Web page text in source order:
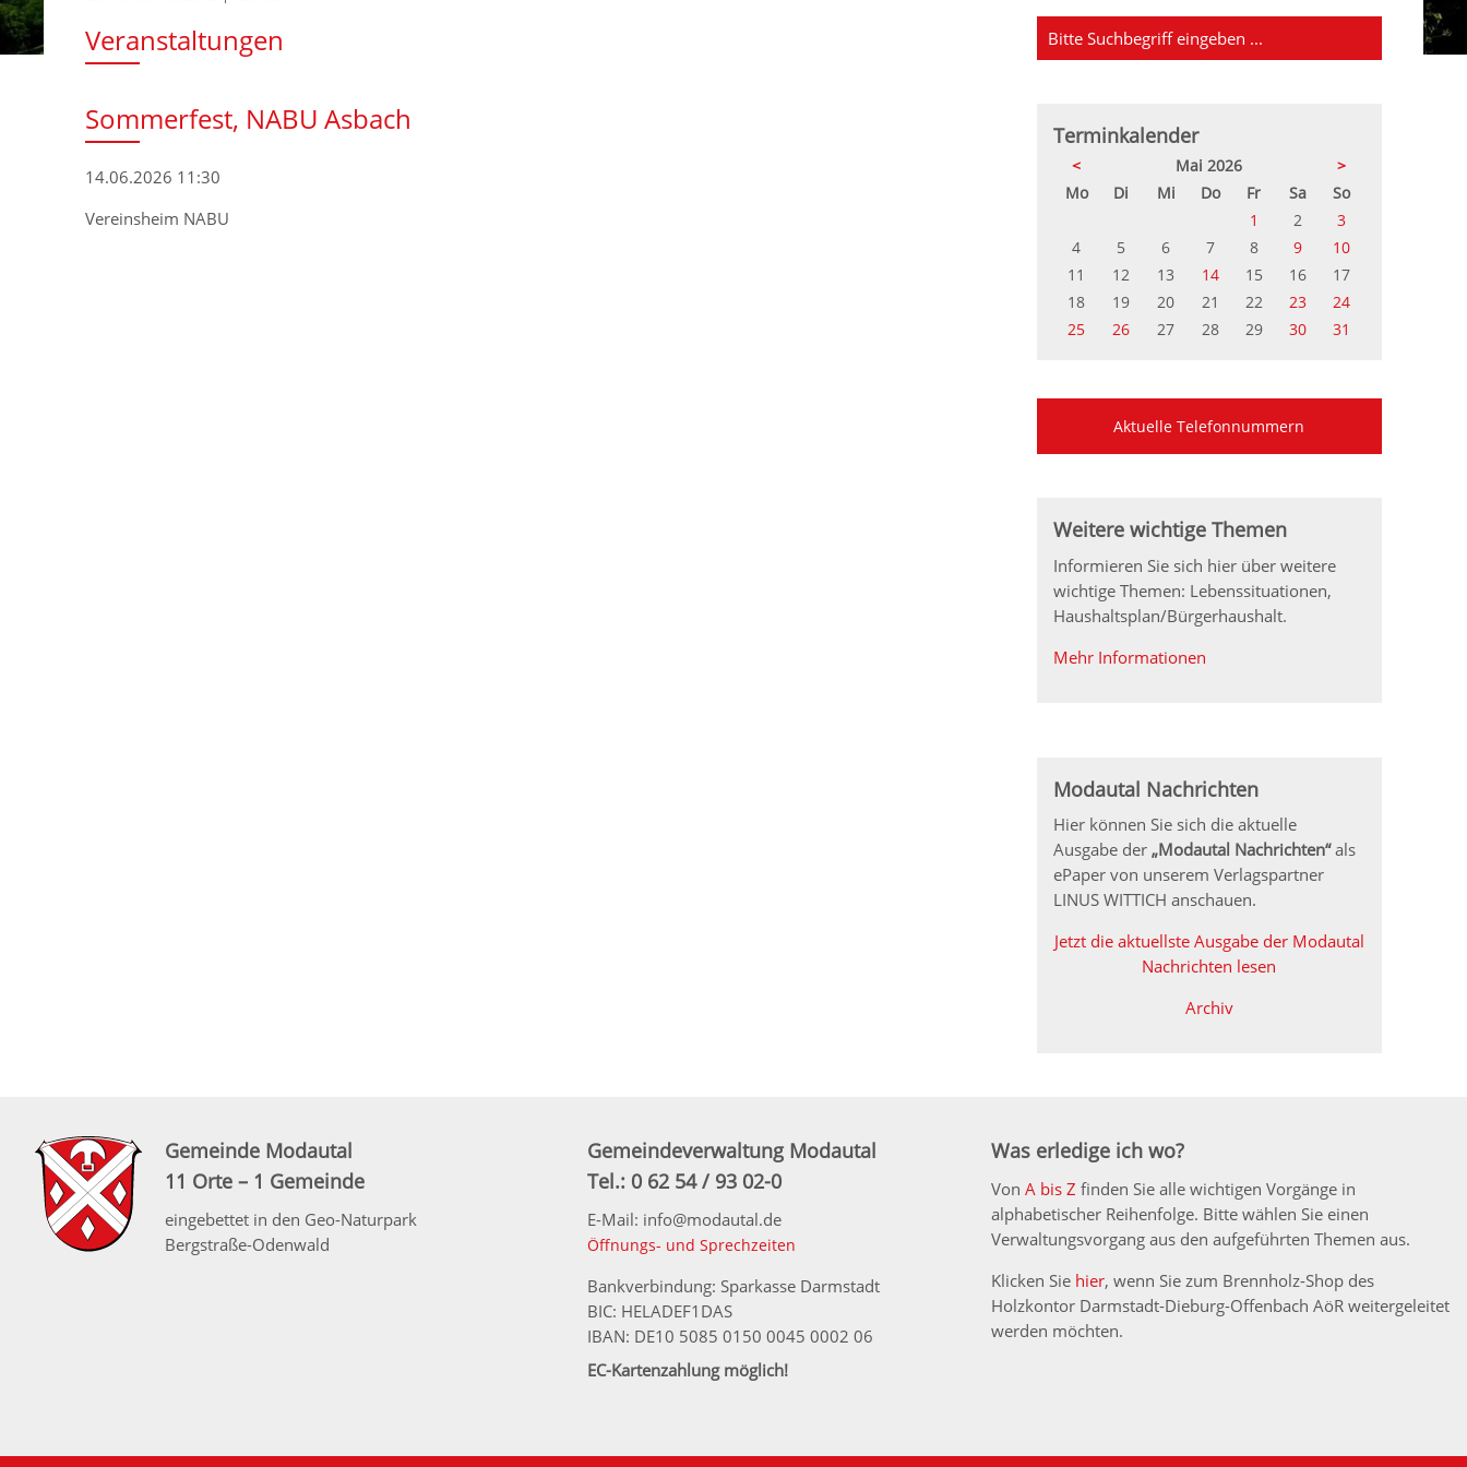
Veranstaltungen
Sommerfest, NABU Asbach
14.06.2026 11:30
Vereinsheim NABU
Terminkalender
< Mai 2026
>
MontagDi enstag
Mittwoch
Donnerstag
FreitagSamstag
Sonntag
1
2
3
4
5 6 7 8 9
10
11
12 13 14 15 16
17
18
19 20 21 22 23
24
25
26 27 28 29 30 31
Aktuelle Telefonnummern
Weitere wichtige Themen
Informieren Sie sich hier über weitere
wichtige Themen: Lebenssituationen,
Haushaltsplan/Bürgerhaushalt.
Mehr Informationen
Modautal Nachrichten
Hier können Sie sich die aktuelle
Ausgabe der „Modautal Nachrichten“als
ePaper von unserem Verlagspartner
LINUS WITTICH anschauen.
Jetzt die aktuellste Ausgabe der Modautal
Nachrichten lesen
Archiv
Gemeinde Modautal
11 Orte – 1 Gemeinde
eingebettet in den Geo-Naturpark
Bergstraße-Odenwald
Gemeindeverwaltung Modautal
Tel.: 0 62 54 / 93 02-0
E-Mail: info@modautal.de
Öffnungs- und Sprechzeiten
Bankverbindung: Sparkasse Darmstadt
BIC: HELADEF1DAS
IBAN: DE10 5085 0150 0045 0002 06
EC-Kartenzahlung möglich!
Was erledige ich wo?
Von A bis Z finden Sie alle wichtigen Vorgänge in
alphabetischer Reihenfolge. Bitte wählen Sie einen
Verwaltungsvorgang aus den aufgeführten Themen aus.
Klicken Sie hier, wenn Sie zum Brennholz-Shop des
Holzkontor Darmstadt-Dieburg-Offenbach AöR weitergeleitet
werden möchten.